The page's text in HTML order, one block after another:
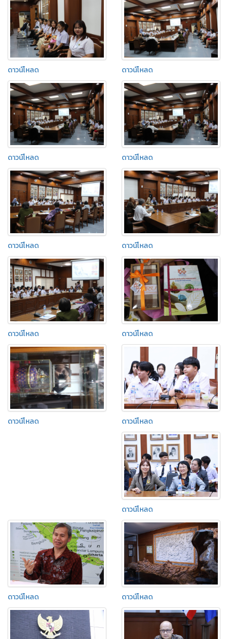
ดาวน์โหลด ดาวน์โหลด
ดาวน์โหลด ดาวน์โหลด
ดาวน์โหลด ดาวน์โหลด
ดาวน์โหลด ดาวน์โหลด
ดาวน์โหลด ดาวน์โหลด
ดาวน์โหลด
ดาวน์โหลด ดาวน์โหลด